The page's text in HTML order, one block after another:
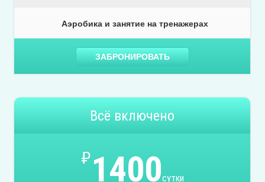
Аэробика и занятие на тренажерах
ЗАБРОНИРОВАТЬ
Всё включено
₽1400сутки